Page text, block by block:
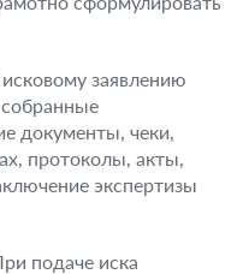
заявлению
документы, чеки,
протоколы, акты,
экспертизы
подаче иска